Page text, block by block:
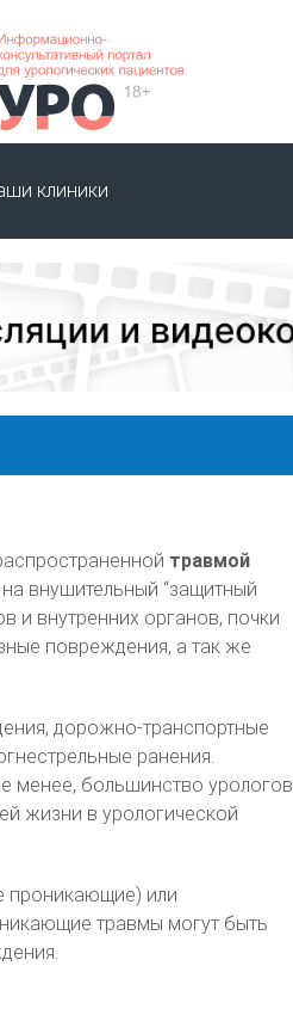
клиники
травмой
внушительный “защитный
и внутренних органов, почки
повреждения, а так же
дорожно-транспортные
ранения.
менее, большинство урологов
жизни в урологической
проникающие) или
травмы могут быть